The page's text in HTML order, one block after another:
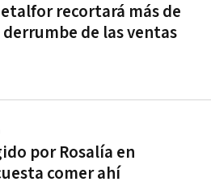
recortará más de
de las ventas
por Rosalía en
comer ahí